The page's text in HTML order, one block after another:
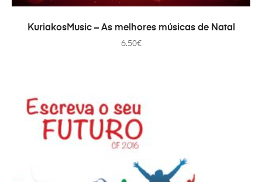
ДОДАТИ В КОШИК
KuriakosMusic – As melhores músicas de Natal
6.50€